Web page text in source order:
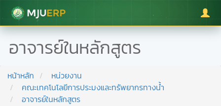
มหาวิทยาลัยแม่โจ้
อาจารย์ในหลักสูตร
หน้าหลัก
หน่วยงาน
คณะเทคโนโลยีการประมงและทรัพยากรทางน้ำ
อาจารย์ในหลักสูตร